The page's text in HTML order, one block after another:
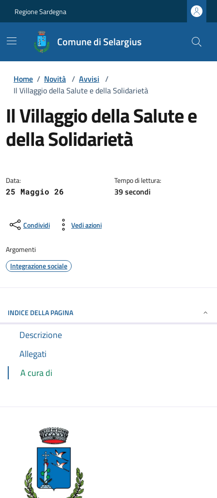
Regione Sardegna
Comune di Selargius
Home / Novità / Avvisi /
Il Villaggio della Salute e della Solidarietà
Il Villaggio della Salute e
della Solidarietà
Data:
25 Maggio 26
Tempo di lettura:
39 secondi
Condividi Vedi azioni
Argomenti
Integrazione sociale
INDICE DELLA PAGINA
Descrizione
Allegati
A cura di